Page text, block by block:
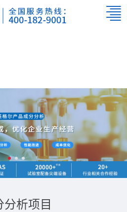
分析项目